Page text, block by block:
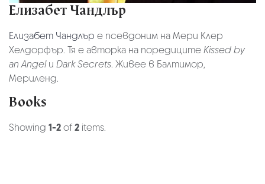
Елизабет Чандлър
Елизабет Чандлър е псевдоним на Мери Клер
Хелдорфър. Тя е авторка на поредицитеKissed by
an Angelи Dark Secrets. Живее в Балтимор,
Мериленд.
Books
Showing 1-2of2 items.